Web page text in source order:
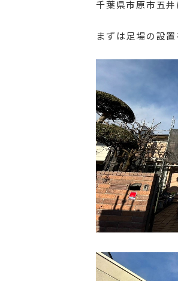
千葉県市原市五
まずは足場の設